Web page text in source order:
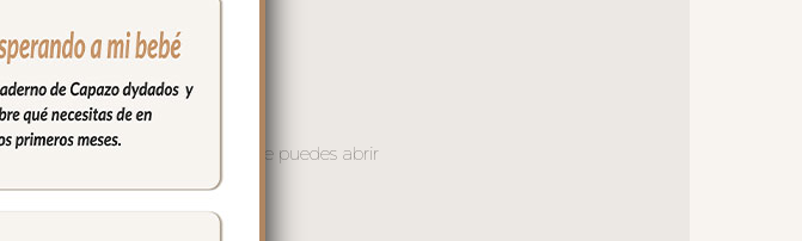
arenes de todo tipo de sillas.
libro.
y de doble carro, de forma que puedes abrir
agradable.